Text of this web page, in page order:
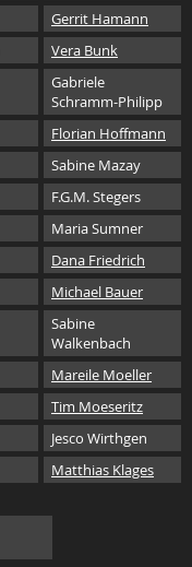
Gerrit Hamann
Vera Bunk
Gabriele
Schramm-Philipp
Florian Hoffmann
Sabine Mazay
F.G.M. Stegers
Maria Sumner
Dana Friedrich
Michael Bauer
Sabine
Walkenbach
Mareile Moeller
Tim Moeseritz
Jesco Wirthgen
Matthias Klages